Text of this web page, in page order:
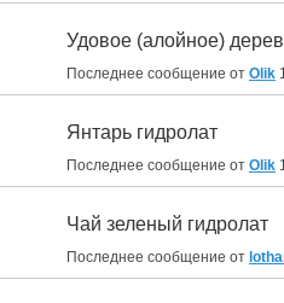
Удовое (алойное)
Последнее сообщение от Olik
Янтарь гидролат
Последнее сообщение от Olik
Чай зеленый гидролат
Последнее сообщение от